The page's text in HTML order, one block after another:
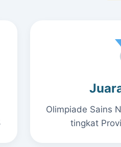
Olimpiade Sains
tingkat